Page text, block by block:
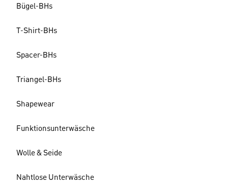
Bügel-BHs
T-Shirt-BHs
Spacer-BHs
Triangel-BHs
Shapewear
Funktionsunterwäsche
Wolle & Seide
Nahtlose Unterwäsche